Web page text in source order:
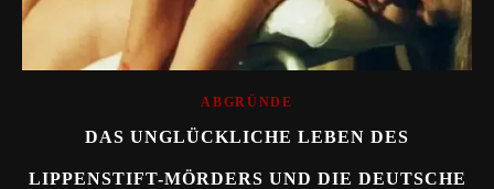
ABGRÜNDE
DAS UNGLÜCKLICHE LEBEN DES
LIPPENSTIFT-MÖRDERS UND DIE DEUTSCHE